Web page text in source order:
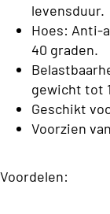
levensduur.
Hoes: Anti-
40 graden.
gewicht tot
Geschikt
Voorzien
Voordelen: